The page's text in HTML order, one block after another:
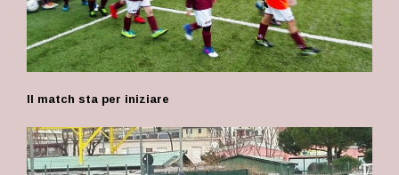
Il match sta per iniziare